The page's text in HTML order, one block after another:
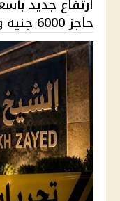
حاجز 6000 جنيه وسط مكاسب ع...